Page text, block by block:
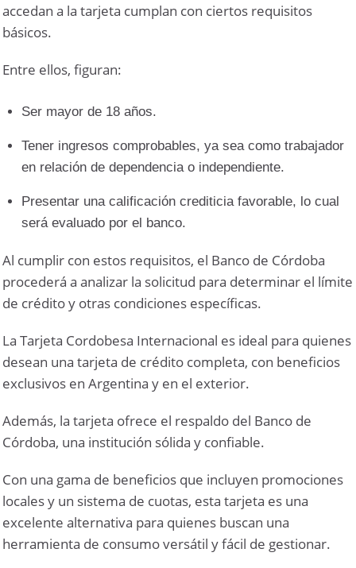
accedan a la tarjeta cumplan con ciertos requisitos
básicos.
Entre ellos, figuran:
Ser mayor de 18 años.
Tener ingresos comprobables, ya sea como trabajador
en relación de dependencia o independiente.
Presentar una calificación crediticia favorable, lo cual
será evaluado por el banco.
Al cumplir con estos requisitos, el Banco de Córdoba
procederá a analizar la solicitud para determinar el límite
de crédito y otras condiciones específicas.
La Tarjeta Cordobesa Internacional es ideal para quienes
desean una tarjeta de crédito completa, con beneficios
exclusivos en Argentina y en el exterior.
Además, la tarjeta ofrece el respaldo del Banco de
Córdoba, una institución sólida y confiable.
Con una gama de beneficios que incluyen promociones
locales y un sistema de cuotas, esta tarjeta es una
excelente alternativa para quienes buscan una
herramienta de consumo versátil y fácil de gestionar.